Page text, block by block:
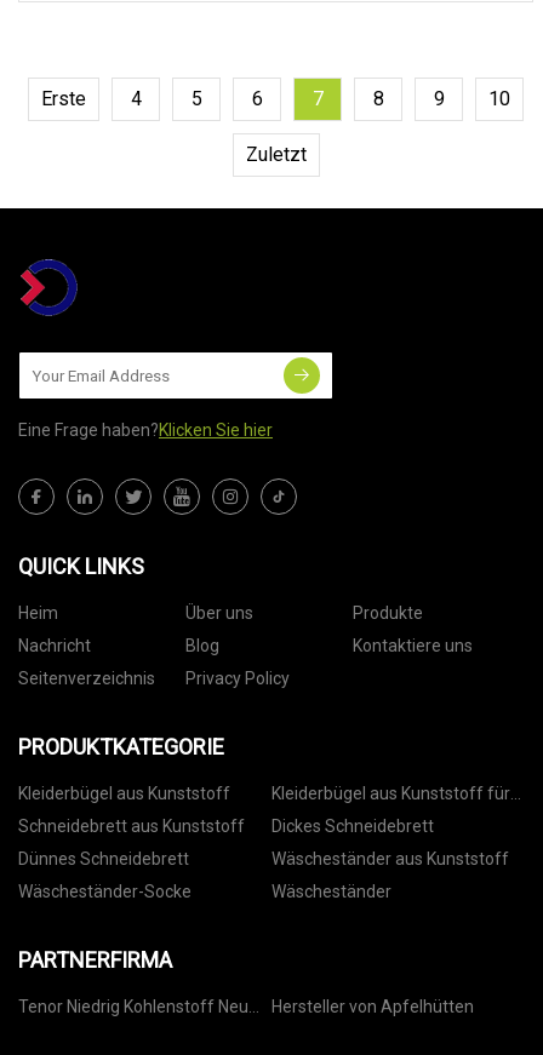
Leim und Öl. 4. Lieferung von einer
Erste 4 5 6 7 8 9 10
Zuletzt
Eine Frage haben?Klicken Sie hier
QUICK LINKS
Heim Über uns
Produkte
Nachricht
Blog
Kontaktiere uns
Seitenverzeichnis
Privacy Policy
PRODUKTKATEGORIE
Kleiderbügel aus Kunststoff
Kleiderbügel aus Kunststoff für
Hosen
Schneidebrett aus Kunststoff
Dickes Schneidebrett
Dünnes Schneidebrett
Wäscheständer aus Kunststoff
Wäscheständer-Socke
Wäscheständer
PARTNERFIRMA
Tenor Niedrig Kohlenstoff Neu
Hersteller von Apfelhütten